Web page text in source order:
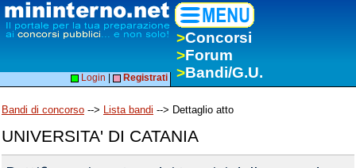
>Concorsi
>Forum
>Bandi/G.U.
Login Registrati
Bandi di concorso --> Lista bandi --> Dettaglio atto
UNIVERSITA' DI CATANIA